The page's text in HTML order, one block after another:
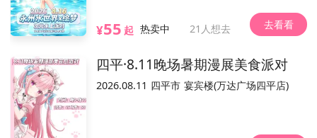
北京首钢会展中心
石景山路68号 位置
不可退 可换票 实名制 电子票/兑换票
参展嘉宾(28)
¥55 起 热卖中 21人想去 去看看
四平·8.11晚场暑期漫展美食派对
2026.08.11 四平市 宴宾楼(万达广场四平店)